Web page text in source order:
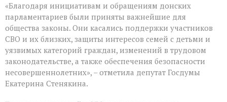
«Благодаря инициативам и обращениям донских
парламентариев были приняты важнейшие для
общества законы. Они касались поддержки участников
СВО и их близких, защиты интересов семей с детьми и
уязвимых категорий граждан, изменений в трудовом
законодательстве, а также обеспечения безопасности
несовершеннолетних», – отметила депутат Госдумы
Екатерина Стенякина.